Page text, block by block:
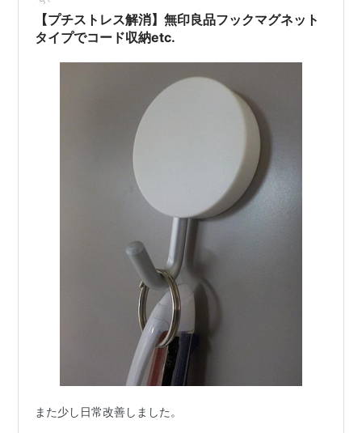
来ます 今回はベッド横の灯…
【プチストレス解消】無印良品フックマグネット
タイプでコード収納etc.
また少し日常改善しました。